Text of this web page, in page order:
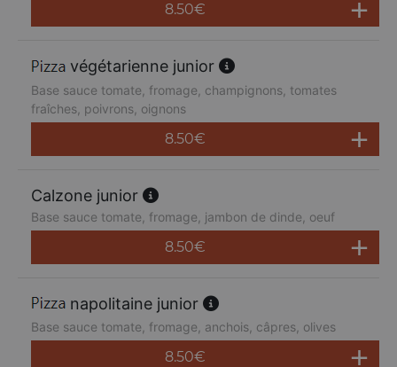
8.50€
végétarienne junior
Base sauce tomate, fromage, champignons, tomates
fraîches, poivrons, oignons
8.50€
Calzone junior
Base sauce tomate, fromage, jambon de dinde, oeuf
8.50€
napolitaine junior
Base sauce tomate, fromage, anchois, câpres, olives
8.50€